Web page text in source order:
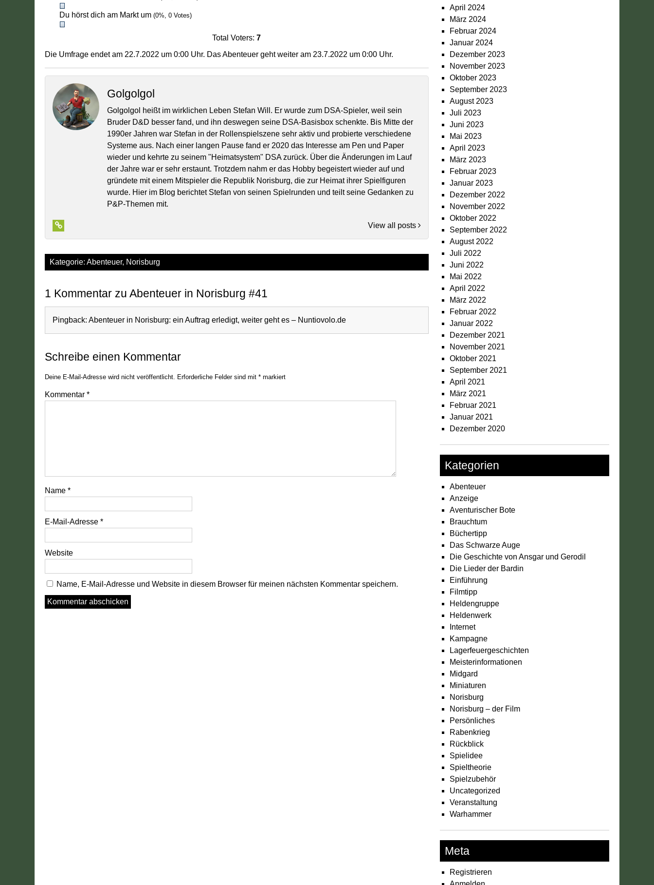
Du hörst dich am Markt um (0%, 0 Votes)
Total Voters:7
Die Umfrage endet am 22.7.2022 um 0:00 Uhr. Das Abenteuer geht weiter am 23.7.2022 um 0:00 Uhr.
Golgolgol
Golgolgol heißt im wirklichen Leben Stefan Will. Er wurde zum DSA-Spieler, weil sein
Bruder D&D besser fand, und ihn deswegen seine DSA-Basisbox schenkte. Bis Mitte der
1990er Jahren war Stefan in der Rollenspielszene sehr aktiv und probierte verschiedene
Systeme aus. Nach einer langen Pause fand er 2020 das Interesse am Pen und Paper
wieder und kehrte zu seinem "Heimatsystem" DSA zurück. Über die Änderungen im Lauf
der Jahre war er sehr erstaunt. Trotzdem nahm er das Hobby begeistert wieder auf und
gründete mit einem Mitspieler die Republik Norisburg, die zur Heimat ihrer Spielfiguren
wurde. Hier im Blog berichtet Stefan von seinen Spielrunden und teilt seine Gedanken zu
P&P-Themen mit.
View all posts
Kategorie: Abenteuer, Norisburg
1 Kommentar zu Abenteuer in Norisburg #41
Pingback: Abenteuer in Norisburg: ein Auftrag erledigt, weiter geht es – Nuntiovolo.de
Schreibe einen Kommentar
Deine E-Mail-Adresse wird nicht veröffentlicht. Erforderliche Felder sind mit * markiert
Kommentar *
Name *
E-Mail-Adresse *
Website
Name, E-Mail-Adresse und Website in diesem Browser für meinen nächsten Kommentar speichern.
April 2024
März 2024
Februar 2024
Januar 2024
Dezember 2023
November 2023
Oktober 2023
September 2023
August 2023
Juli 2023
Juni 2023
Mai 2023
April 2023
März 2023
Februar 2023
Januar 2023
Dezember 2022
November 2022
Oktober 2022
September 2022
August 2022
Juli 2022
Juni 2022
Mai 2022
April 2022
März 2022
Februar 2022
Januar 2022
Dezember 2021
November 2021
Oktober 2021
September 2021
April 2021
März 2021
Februar 2021
Januar 2021
Dezember 2020
Kategorien
Abenteuer
Anzeige
Aventurischer Bote
Brauchtum
Büchertipp
Das Schwarze Auge
Die Geschichte von Ansgar und Gerodil
Die Lieder der Bardin
Einführung
Filmtipp
Heldengruppe
Heldenwerk
Internet
Kampagne
Lagerfeuergeschichten
Meisterinformationen
Midgard
Miniaturen
Norisburg
Norisburg – der Film
Persönliches
Rabenkrieg
Rückblick
Spielidee
Spieltheorie
Spielzubehör
Uncategorized
Veranstaltung
Warhammer
Meta
Registrieren